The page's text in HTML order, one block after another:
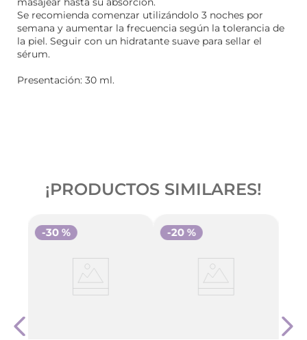
Se recomienda comenzar utilizándolo 3 noches por
semana y aumentar la frecuencia según la tolerancia de
la piel. Seguir con un hidratante suave para sellar el
sérum.
Presentación: 30 ml.
¡PRODUCTOS SIMILARES!
-30 % -20 %